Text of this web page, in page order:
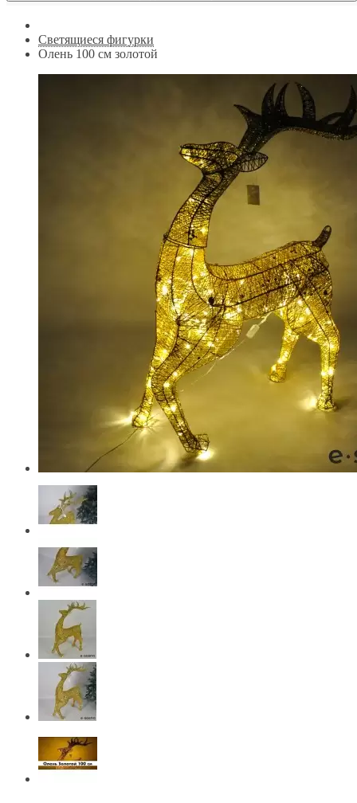
Светящиеся фигурки
Олень 100 см золотой